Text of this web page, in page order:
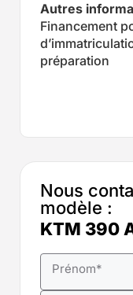
Autres
Financement
préparation
Nous
modèle :
KTM 390
Prénom*